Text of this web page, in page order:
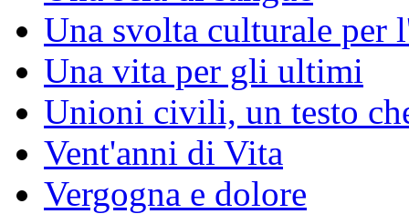
Una svolta culturale per
Una vita per gli ultimi
Unioni civili, un testo
Vent'anni di Vita
Vergogna e dolore